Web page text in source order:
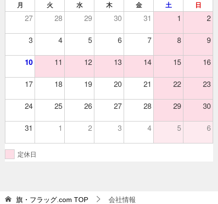
月 火 水 木 金 土 日
27 28 29 30 31 1 2
3 4 5 6 7 8 9
10 11 12 13 14 15 16
17 18 19 20 21 22 23
24 25 26 27 28 29 30
31 1 2 3 4 5 6
定休日
旗・フラッグ.com TOP 会社情報